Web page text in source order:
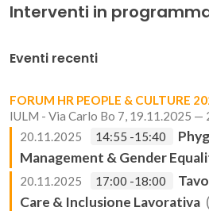
Interventi in
Eventi recenti
FORUM HR PEOPLE & CULTURE
IULM - Via Carlo Bo 7, 19.11.2025 —
20.11.2025
14:55 -15:40
Management & Gender
20.11.2025 17:00 -18:00
Care & Inclusione Lavorativa